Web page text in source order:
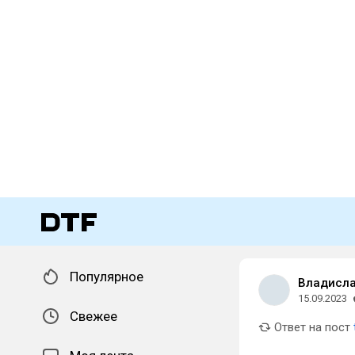
Популярное
Свежее
15.09.2023
Ответ на пост